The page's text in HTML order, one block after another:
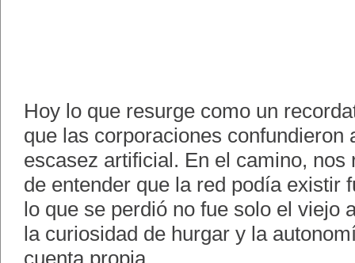
Hoy lo que resurge como un
que las corporaciones confundieron
escasez artificial. En el camino, nos
de entender que la red podía existir
lo que se perdió no fue solo el viejo
la curiosidad de hurgar y la
cuenta propia.